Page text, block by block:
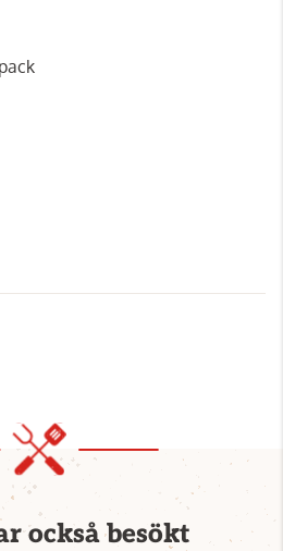
också besökt